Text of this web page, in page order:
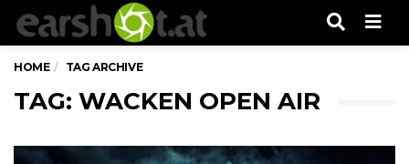
HOME TAG ARCHIVE
TAG: WACKEN OPEN AIR